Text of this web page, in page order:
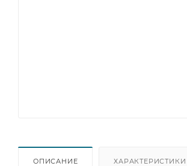
ОПИСАНИЕ ХАРАКТЕРИСТИКИ